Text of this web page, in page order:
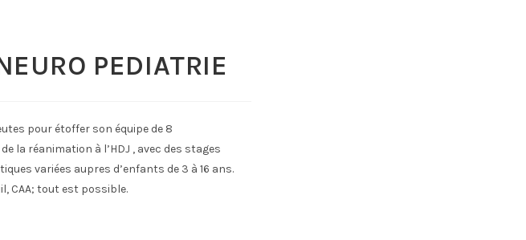
PEDIATRIE
pour étoffer son équipe de 8
la réanimation à l’HDJ , avec des stages
variées aupres d’enfants de 3 à 16 ans.
CAA; tout est possible.